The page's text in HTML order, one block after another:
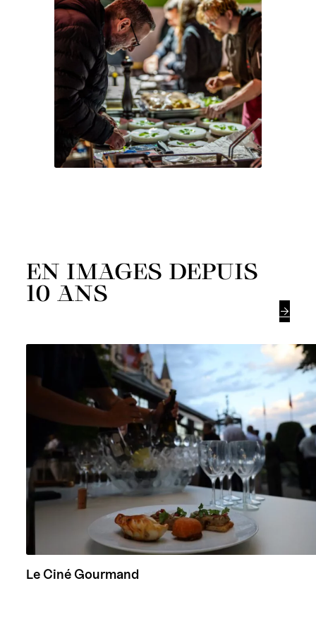
EN IMAGES DEPUIS
10 ANS

Le Ciné Gourmand